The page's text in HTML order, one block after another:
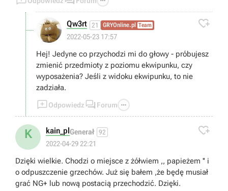
Qw3rt 21 GRYOnline.pl Team
2022-05-23 17:57

Hej! Jedyne co przychodzi mi do głowy - próbujesz
zmienić przedmioty z poziomu ekwipunku, czy
wyposażenia? Jeśli z widoku ekwipunku, to nie
zadziała.
Odpowiedz  Forum 
K kain_plGenerał 92
2022-04-29 22:21

Dzięki wielkie. Chodzi o miejsce z żółwiem ,, papieżem '' i
o odpuszczenie grzechów. Już się bałem ,że będę musiał
grać NG+ lub nową postacią przechodzić. Dzięki.